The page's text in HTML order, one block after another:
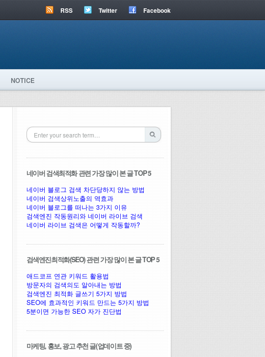
RSS Twitter Facebook
NOTICE
네이버 검색최적화 관련 가장 많이 본 글 TOP 5
네이버 블로그 검색 차단당하지 않는 방법
네이버 검색상위노출의 역효과
네이버 블로그를 떠나는 3가지 이유
검색엔진 작동원리와 네이버 라이브 검색
네이버 라이브 검색은 어떻게 작동할까?
검색엔진최적화(SEO) 관련 가장 많이 본 글 TOP 5
애드코프 연관 키워드 활용법
방문자의 검색의도 알아내는 방법
검색엔진 최적화 글쓰기 5가지 방법
SEO에 효과적인 키워드 만드는 5가지 방법
5분이면 가능한 SEO 자가 진단법
마케팅, 홍보, 광고 추천 글(업데이트 중)